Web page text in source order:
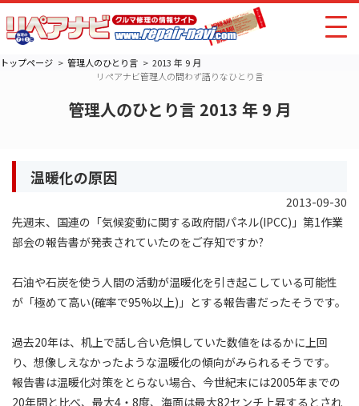
トップページ 管理人のひとり言
2013 年 9 月
リペアナビ管理人の問わず語りなひとり言
管理人のひとり言 2013 年 9 月
温暖化の原因
2013-09-30
先週末、国連の「気候変動に関する政府間パネル(IPCC)」第1作業
部会の報告書が発表されていたのをご存知ですか?
石油や石炭を使う人間の活動が温暖化を引き起こしている可能性
が「極めて高い(確率で95%以上)」とする報告書だったそうです。
過去20年は、机上で話し合い危惧していた数値をはるかに上回
り、想像しえなかったような温暖化の傾向がみられるそうです。
報告書は温暖化対策をとらない場合、今世紀末には2005年までの
20年間と比べ、最大4・8度、海面は最大82センチ上昇するとされ